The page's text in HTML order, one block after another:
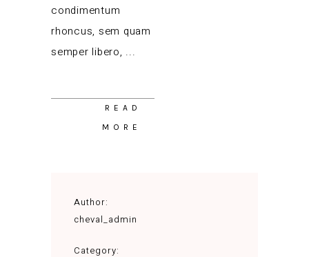
condimentum
rhoncus, sem quam
semper libero,
READ
MORE
Author:
cheval_admin
Category: